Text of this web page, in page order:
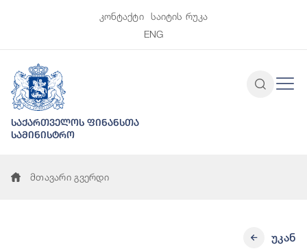
კონტაქტი
საიტის რუკა
ENG
საქართველოს ფინანსთა
სამინისტრო
მთავარი გვერდი
უკან